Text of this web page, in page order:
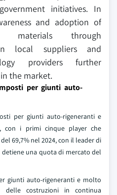
initiatives. In
and adoption of
materials through
local suppliers and
providers further
the market.
per giunti auto-
per giunti auto-rigeneranti e
con i primi cinque player che
69,7% nel 2024, con il leader di
detiene una quota di mercato del
giunti auto-rigeneranti e molto
delle costruzioni in continua